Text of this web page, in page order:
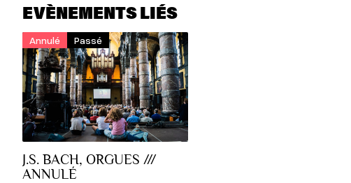
EVÈNEMENTS LIÉS
Annulé Passé
J.S. BACH, ORGUES ///
ANNULÉ